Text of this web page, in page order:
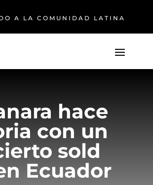
A LA COMUNIDAD LATINA
hace
con un
sold
Ecuador